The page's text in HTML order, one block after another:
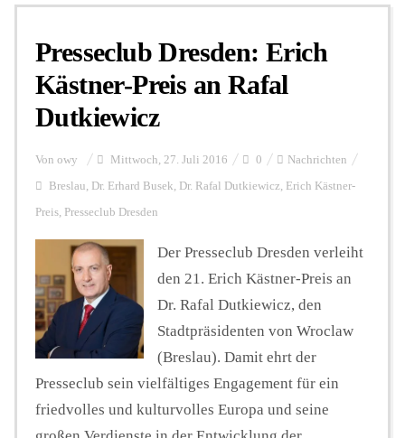
Personalien
Hintergrund
FUNKTURM-Beiträge
Podcast
Seminare
Unterstützen
Presseclub Dresden: Erich
Kästner-Preis an Rafal
Dutkiewicz
Von owy Mittwoch, 27. Juli 2016 0 Nachrichten
Breslau, Dr. Erhard Busek, Dr. Rafal Dutkiewicz, Erich Kästner-
Preis, Presseclub Dresden
Der Presseclub Dresden verleiht
den 21. Erich Kästner-Preis an
Dr. Rafal Dutkiewicz, den
Stadtpräsidenten von Wroclaw
(Breslau). Damit ehrt der
Presseclub sein vielfältiges Engagement für ein
friedvolles und kulturvolles Europa und seine